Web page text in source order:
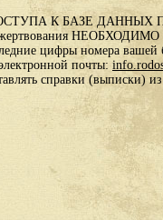
К БАЗЕ ДАННЫХ
НЕОБХОДИМО
цифры номера вашей
почты:
справки